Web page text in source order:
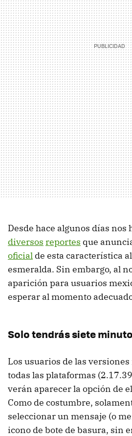
Desde hace algunos días nos
diversos reportes que
oficial de esta característica
esmeralda. Sin embargo, al
aparición para usuarios
esperar al momento
Solo tendrás siete
Los usuarios de las
todas las plataformas
verán aparecer la opción de
Como de costumbre,
seleccionar un mensaje (o
icono de bote de basura, sin